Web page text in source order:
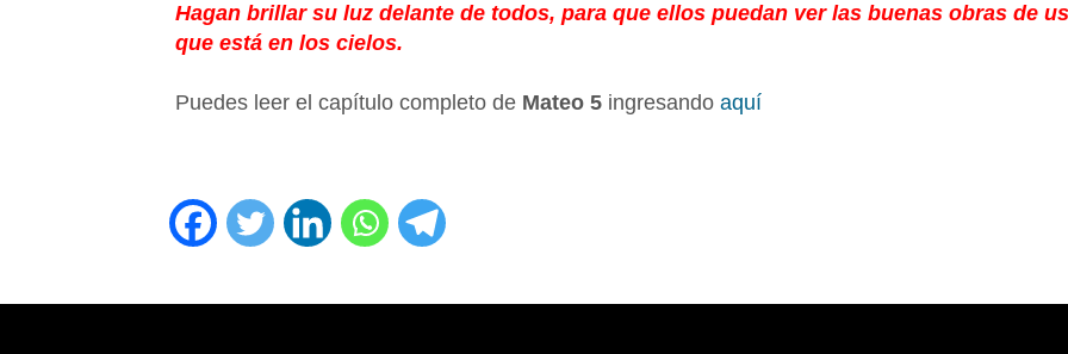
Hagan brillar su luz delante de todos, para que ellos puedan ver las buenas obras de
que está en los cielos.
Puedes leer el capítulo completo de Mateo 5 ingresando aquí